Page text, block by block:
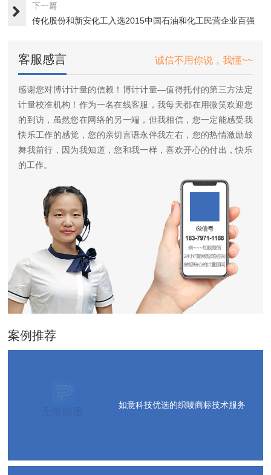
下一篇
传化股份和新安化工入选2015中国石油和化工民营企业百强
客服感言 诚信不用你说，我懂~~
感谢您对博计计量的信赖！博计计量—值得托付的第三方法定
计量校准机构！作为一名在线客服，我每天都在用微笑欢迎您
的到访，虽然您在网络的另一端，但我相信，您一定能感受我
快乐工作的感觉，您的亲切言语永伴我左右，您的热情激励鼓
舞我前行，因为我知道，您和我一样，喜欢开心的付出，快乐
的工作。
案例推荐
如意科技优选的织唛商标技术服务